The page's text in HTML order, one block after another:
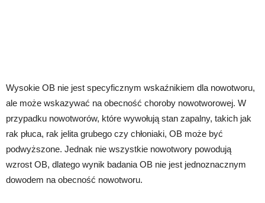
Wysokie OB nie jest specyficznym wskaźnikiem dla nowotworu,
ale może wskazywać na obecność choroby nowotworowej. W
przypadku nowotworów, które wywołują stan zapalny, takich jak
rak płuca, rak jelita grubego czy chłoniaki, OB może być
podwyższone. Jednak nie wszystkie nowotwory powodują
wzrost OB, dlatego wynik badania OB nie jest jednoznacznym
dowodem na obecność nowotworu.